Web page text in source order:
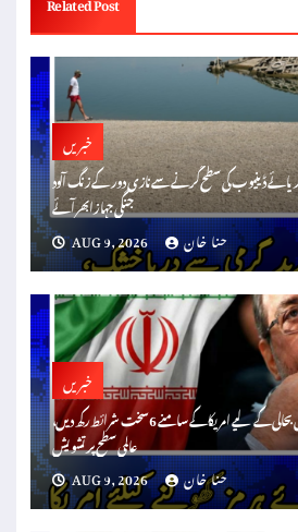
خبریں
ڈینیوب کی سطح گرنے سے نازی دور کے زنگ آلود
جنگی جہاز ابھر آئے
AUG 9, 2026
حنا خان
خبریں
ایران نے آبنائے ہرمز کی مکمل بحالی کے لیے امریکا کے سامنے 6 سخت شرائط رکھ دیں،
عالمی سطح پر تشویش
AUG 9, 2026
حنا خان